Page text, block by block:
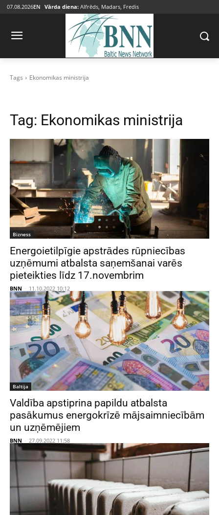
07.08.2026EN Vārda diena: Alfrēds, Madars, Fredis
Tags Ekonomikas ministrija
Tag: Ekonomikas ministrija
Bizness
Energoietilpīgie apstrādes rūpniecības
uzņēmumi atbalsta saņemšanai varēs
pieteikties līdz 17.novembrim
BNN - 11.10.2022 10:12
Baltija
Valdība apstiprina papildu atbalsta
pasākumus energokrīzē mājsaimniecībām
un uzņēmējiem
BNN - 27.09.2022 11:58